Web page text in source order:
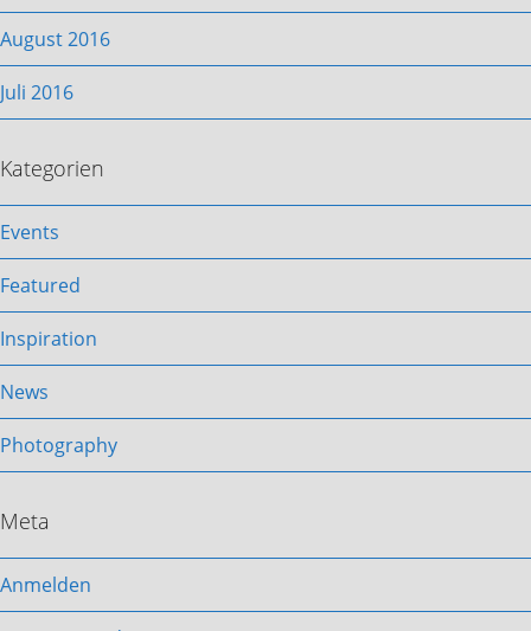
August 2016
Juli 2016
Kategorien
Events
Featured
Inspiration
News
Photography
Meta
Anmelden